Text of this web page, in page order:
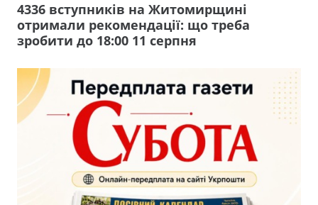
4336 вступників на Житомирщині
отримали рекомендації: що треба
зробити до 18:00 11 серпня